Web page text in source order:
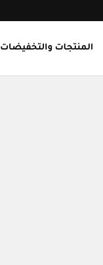
المنتجات والتخفيضات